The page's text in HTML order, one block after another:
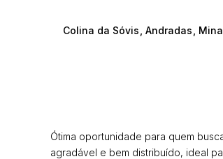
Colina da Sóvis Andradas
Ótima oportunidade para quem
agradável e bem distribuído, ideal